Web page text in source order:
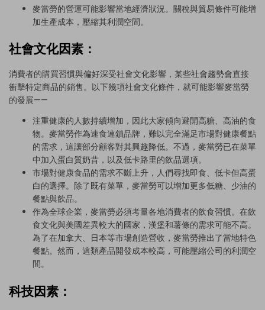
麥當勞的營運可能影響當地經濟狀況。關稅與貿易條件可能增
加生產成本，壓縮其利潤空間。
社會文化因素：
消費者的購買習慣與偏好深受社會文化影響，某些社會趨勢會直接
衝擊特定商品的銷售。以下幾項社會文化條件，就可能影響麥當勞
的發展——
注重健康的人數持續增加，因此大家傾向避開高糖、高油的食
物。麥當勞作為速食連鎖品牌，難以完全滿足市場對健康餐點
的需求，這讓部分顧客對其興趣降低。不過，麥當勞已在菜單
中加入蛋白質奶昔，以及低卡路里的飲品選項。
市場對健康食品的需求不斷上升，人們尋找即食、低卡但高蛋
白的選擇。除了既有菜單，麥當勞可以增加更多低糖、少油的
餐點與飲品。
作為全球企業，麥當勞必須考量各地消費者的飲食習慣。在飲
食文化與美國差異較大的國家，漢堡和薯條的需求可能不高。
為了在加拿大、日本等市場創造營收，麥當勞推出了當地特色
餐點。然而，這類產品開發成本較高，可能壓縮公司的利潤空
間。
科技因素：